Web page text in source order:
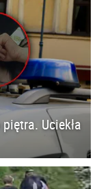
Uciekła